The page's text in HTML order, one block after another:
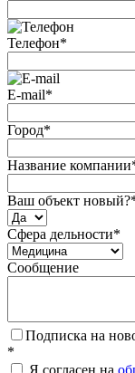
Телефон*
E-mail*
Город*
Название компании
Ваш объект новый?
Сфера дельности*
Сообщение
Подписка на
*
Я согласен на